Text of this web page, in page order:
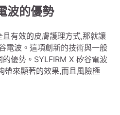
波的優勢
有效的皮膚護理方式,那就讓
電波。這項創新的技術與一般
優勢。SYLFIRM X 矽谷電波
帶來顯著的效果,而且風險極